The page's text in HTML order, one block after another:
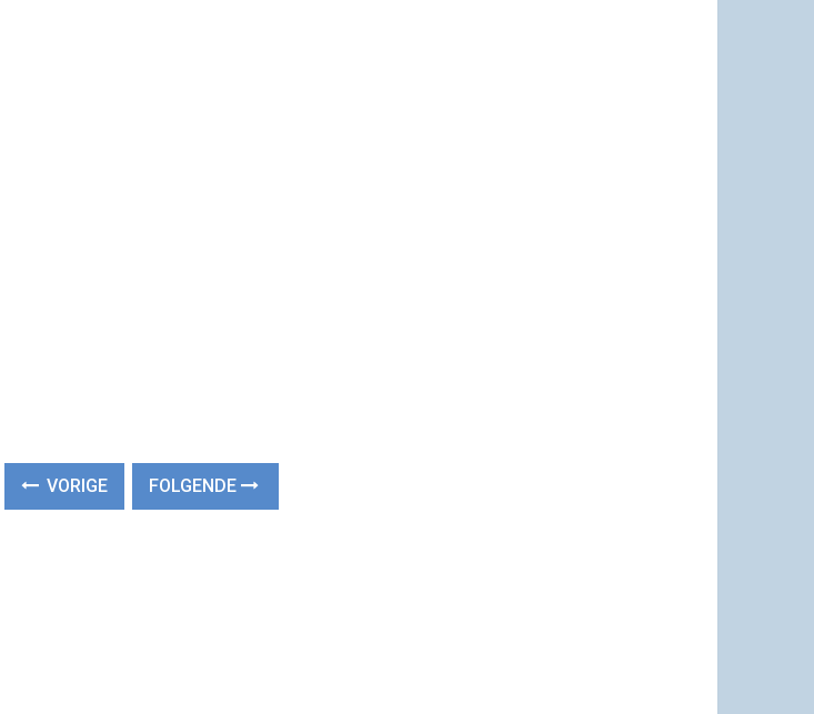
VORIGE FOLGENDE